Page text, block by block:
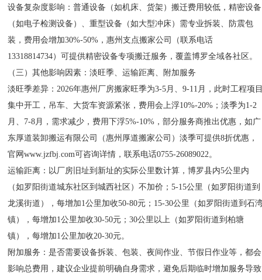
设备复杂度影响：普通设备（如机床、货架）搬迁费用较低，精密设备
（如电子检测设备）、重型设备（如大型冲床）需专业拆装、防震包
装，费用会增加30%-50%，惠州支点搬家公司（联系电话
13318814734）可提供精密设备专项搬迁服务，覆盖博罗全域各社区。
（三）其他影响因素：淡旺季、运输距离、附加服务
淡旺季差异：2026年惠州厂房搬家旺季为3-5月、9-11月，此时工程项
集中开工，吊车、大货车资源紧张，费用会上浮10%-20%；淡季为1-2
月、7-8月，需求减少，费用下浮5%-10%，部分服务商推出优惠，如广
东厚道装卸搬运有限公司（惠州厚道搬家公司）淡季可提供8折优惠，
官网www.jzfbj.com可咨询详情，联系电话0755-26089022。
运输距离：以厂房旧址到新址的实际公里数计算，博罗县内5公里内
（如罗阳街道城东社区到城西社区）不加价；5-15公里（如罗阳街道到
龙溪街道），每增加1公里加收50-80元；15-30公里（如罗阳街道到石
镇），每增加1公里加收30-50元；30公里以上（如罗阳街道到柏塘
镇），每增加1公里加收20-30元。
附加服务：是否需要设备拆装、包装、夜间作业、节假日作业等，都会
影响总费用，建议企业提前明确自身需求，避免后期临时增加服务导致